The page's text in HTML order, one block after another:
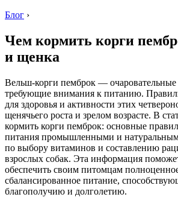
Блог ›
Чем кормить корги
и щенка
Вельш-корги пемброк —
требующие внимания к питанию.
для здоровья и активности этих
щенячьего роста и зрелом возрасте. В
кормить корги пемброк: основные
питания промышленными и
по выбору витаминов и составлению
взрослых собак. Эта информация
обеспечить своим питомцам
сбалансированное питание,
благополучию и долголетию.